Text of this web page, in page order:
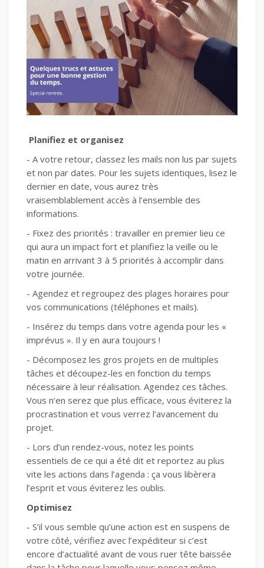
Planifiez et organisez
- A votre retour, classez les mails non lus par sujets
et non par dates. Pour les sujets identiques, lisez le
dernier en date, vous aurez très
vraisemblablement accès à l’ensemble des
informations.
- Fixez des priorités : travailler en premier lieu ce
qui aura un impact fort et planifiez la veille ou le
matin en arrivant 3 à 5 priorités à accomplir dans
votre journée.
- Agendez et regroupez des plages horaires pour
vos communications (téléphones et mails).
- Insérez du temps dans votre agenda pour les «
imprévus ». Il y en aura toujours !
- Décomposez les gros projets en de multiples
tâches et découpez-les en fonction du temps
nécessaire à leur réalisation. Agendez ces tâches.
Vous n’en serez que plus efficace, vous éviterez la
procrastination et vous verrez l’avancement du
projet.
- Lors d’un rendez-vous, notez les points
essentiels de ce qui a été dit et reportez au plus
vite les actions dans l’agenda : ça vous libèrera
l’esprit et vous éviterez les oublis.
Optimisez
- S’il vous semble qu’une action est en suspens de
votre côté, vérifiez avec l’expéditeur si c’est
encore d’actualité avant de vous ruer tête baissée